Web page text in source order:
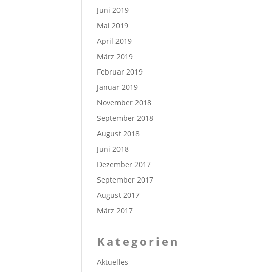
Juni 2019
Mai 2019
April 2019
März 2019
Februar 2019
Januar 2019
November 2018
September 2018
August 2018
Juni 2018
Dezember 2017
September 2017
August 2017
März 2017
Kategorien
Aktuelles